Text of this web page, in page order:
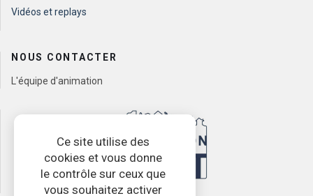
Vidéos et replays
NOUS CONTACTER
L'équipe d'animation
Ce site utilise des
cookies et vous donne
le contrôle sur ceux que
vous souhaitez activer